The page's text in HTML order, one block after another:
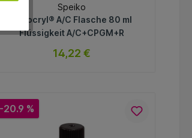
Speiko
Kallocryl® A/C Flasche 80 ml
Flüssigkeit A/C+CPGM+R
14,22 €
In den Warenkorb
-20.9 %